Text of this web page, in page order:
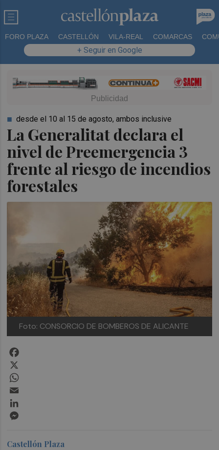
FORO PLAZA CASTELLÓN VILA-REAL COMARCAS
+ Seguir en Google
La Generalitat declara el
nivel de Preemergencia 3
frente al riesgo de incendios
forestales
desde el 10 al 15 de agosto, ambos inclusive
Foto: CONSORCIO DE BOMBEROS DE ALICANTE
Castellón Plaza